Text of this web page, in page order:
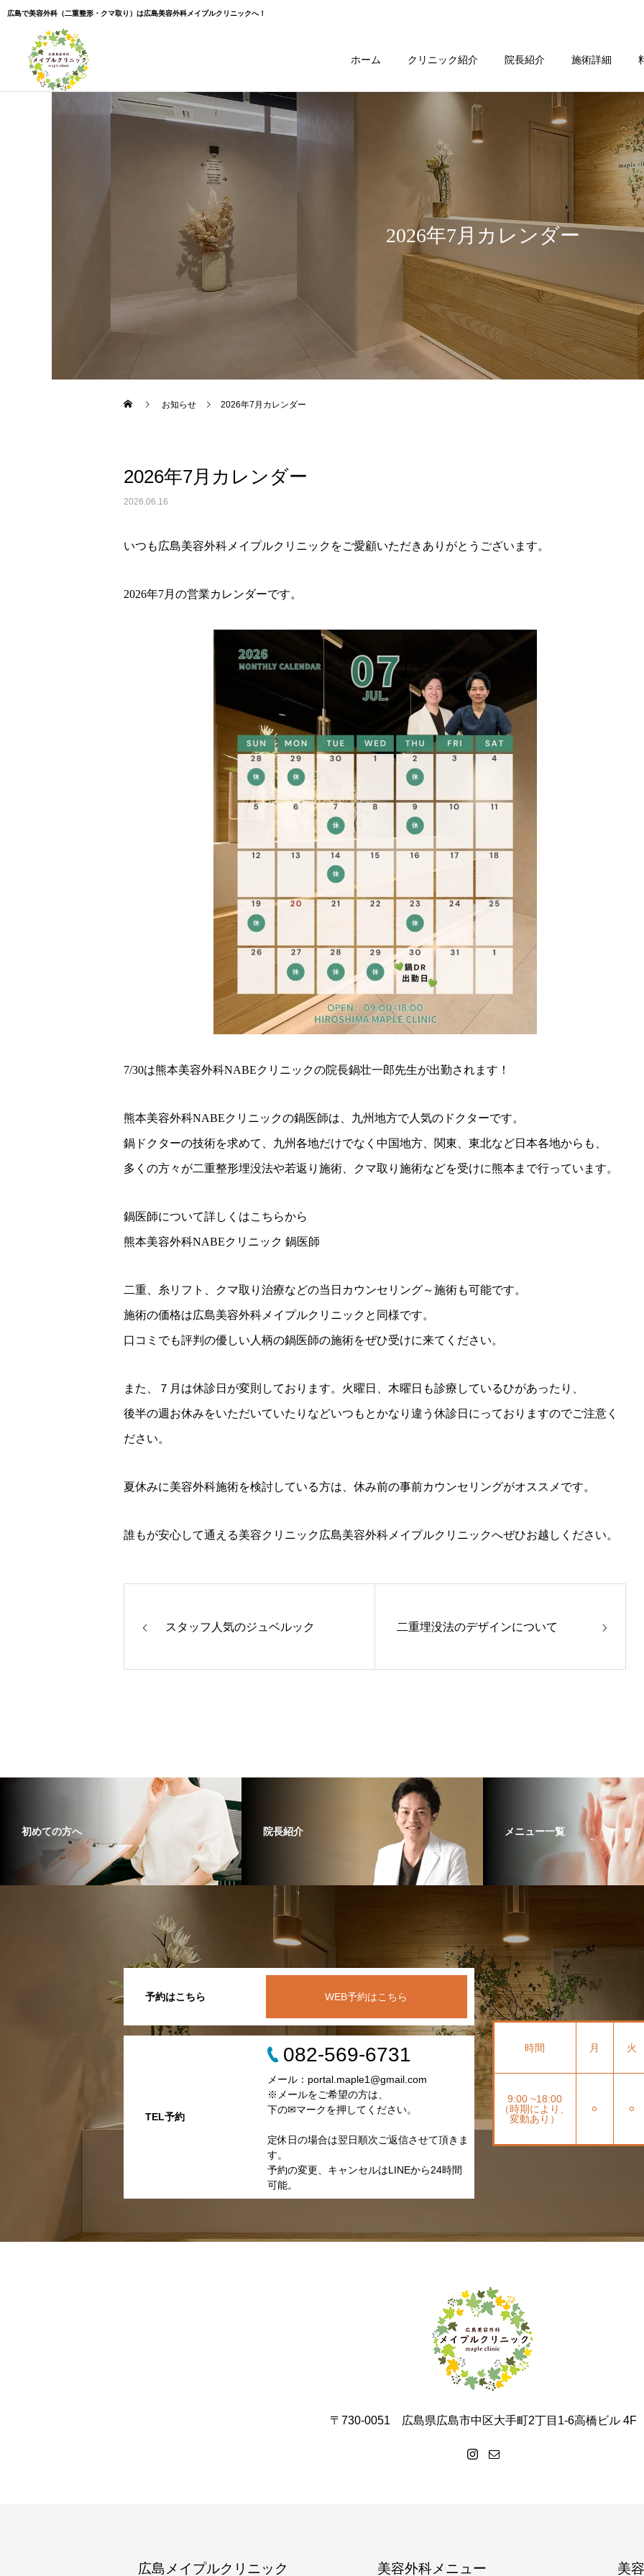
広島で美容外科（二重整形・クマ取り）は広島美容外科メイプルクリニックへ！
ホーム クリニック紹介 院長紹介 施術詳細
2026年7月カレンダー
お知らせ 2026年7月カレンダー
2026年7月カレンダー
2026.06.16
いつも広島美容外科メイプルクリニックをご愛顧いただきありがとうございます。
2026年7月の営業カレンダーです。
7/30は熊本美容外科NABEクリニックの院長鍋壮一郎先生が出勤されます！
熊本美容外科NABEクリニックの鍋医師は、九州地方で人気のドクターです。
鍋ドクターの技術を求めて、九州各地だけでなく中国地方、関東、東北など日本各地からも、
多くの方々が二重整形埋没法や若返り施術、クマ取り施術などを受けに熊本まで行っています。
鍋医師について詳しくはこちらから
熊本美容外科NABEクリニック 鍋医師
二重、糸リフト、クマ取り治療などの当日カウンセリング～施術も可能です。
施術の価格は広島美容外科メイプルクリニックと同様です。
口コミでも評判の優しい人柄の鍋医師の施術をぜひ受けに来てください。
また、７月は休診日が変則しております。火曜日、木曜日も診療しているひがあったり、
後半の週お休みをいただいていたりなどいつもとかなり違う休診日にっておりますのでご注意く
ださい。
夏休みに美容外科施術を検討している方は、休み前の事前カウンセリングがオススメです。
誰もが安心して通える美容クリニック広島美容外科メイプルクリニックへぜひお越しください。
スタッフ人気のジュベルック 二重埋没法のデザインについて
初めての方へ 院長紹介 メニュー一覧
予約はこちら WEB予約はこちら
TEL予約
082-569-6731
メール：portal.maple1@gmail.com
※メールをご希望の方は、
下の✉マークを押してください。
定休日の場合は翌日順次ご返信させて頂きま
す。
予約の変更、キャンセルはLINEから24時間
可能。
時間 月 火
9:00 ~18:00
（時期により、
変動あり）
⚪︎ ⚪︎
〒730-0051 広島県広島市中区大手町2丁目1-6高橋ビル 4F
広島メイプルクリニック 美容外科メニュー 美